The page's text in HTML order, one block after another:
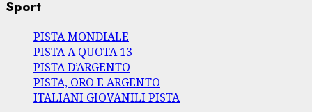
Sport
PISTA MONDIALE
PISTA A QUOTA 13
PISTA D’ARGENTO
PISTA, ORO E ARGENTO
ITALIANI GIOVANILI PISTA